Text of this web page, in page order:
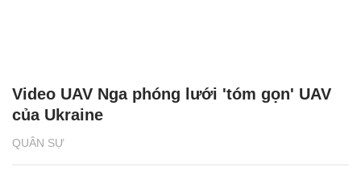
QUÂN SỰ
Video UAV Nga phóng lưới 'tóm gọn' UAV
của Ukraine